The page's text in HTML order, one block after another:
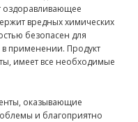
оздоравливающее
вредных химических
безопасен для
в применении. Продукт
имеет все необходимые
оказывающие
и благоприятно